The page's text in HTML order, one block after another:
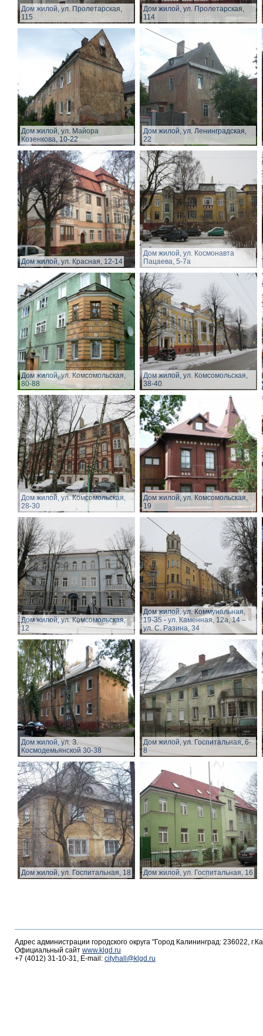
Дом жилой, ул. Пролетарская,
115
Дом жилой, ул. Пролетарская,
114
Дом жилой, ул. Майора
Козенкова, 10-22
Дом жилой, ул. Ленинградская,
22
Дом жилой, ул. Красная, 12-14
Дом жилой, ул. Космонавта
Пацаева, 5-7а
Дом жилой, ул. Комсомольская,
80-88
Дом жилой, ул. Комсомольская,
38-40
Дом жилой, ул. Комсомольская,
28-30
Дом жилой, ул. Комсомольская,
19
Дом жилой, ул. Комсомольская,
12
Дом жилой, ул. Коммунальная,
19-35 - ул. Каменная, 12а, 14 –
ул. С. Разина, 34
Дом жилой, ул. З.
Космодемьянской 30-38
Дом жилой, ул. Госпитальная, 6-
8
Дом жилой, ул. Госпитальная, 18 Дом жилой, ул. Госпитальная, 16
Адрес администрации городского округа "Город Калининград: 236022,
Официальный сайт www.klgd.ru
+7 (4012) 31-10-31, E-mail: cityhall@klgd.ru